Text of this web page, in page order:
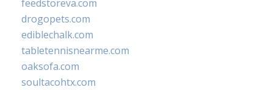
feedstoreva.com
drogopets.com
ediblechalk.com
tabletennisnearme.com
oaksofa.com
soultacohtx.com